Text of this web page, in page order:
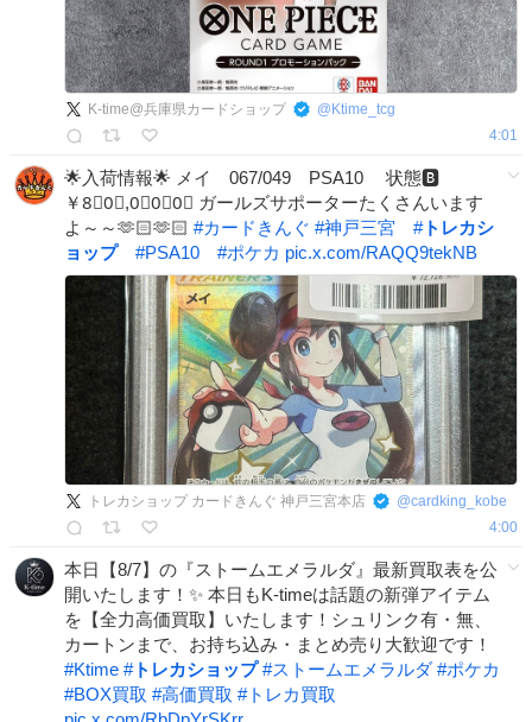
K-time@兵庫県カードショップ @ Ktime_tcg
4:01
🌟入荷情報🌟 メイ 067/049 PSA10 状態🅱
￥8⃣0⃣,0⃣0⃣0⃣ ガールズサポーターたくさんいます
よ～～🫶🏻🫶🏻 #カードきんぐ #神戸三宮 #トレカシ
ョップ
#PSA10 #ポケカ pic.x.com/RAQQ9tekNB
トレカショップ カードきんぐ 神戸三宮本店 @cardking_kobe
4:00
本日【8/7】の『ストームエメラルダ』最新買取表を公
開いたします！✨ 本日もK-timeは話題の新弾アイテム
を【全力高価買取】いたします！シュリンク有・無、
カートンまで、お持ち込み・まとめ売り大歓迎です！
#Ktime #トレカショップ #ストームエメラルダ #ポケカ
#BOX買取 #高価買取 #トレカ買取